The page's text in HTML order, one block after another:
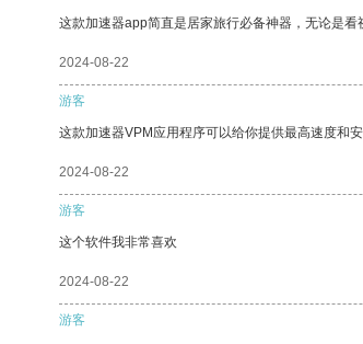
这款加速器app简直是居家旅行必备神器，无论是
2024-08-22
游客
这款加速器VPM应用程序可以给你提供最高速度和
2024-08-22
游客
这个软件我非常喜欢
2024-08-22
游客